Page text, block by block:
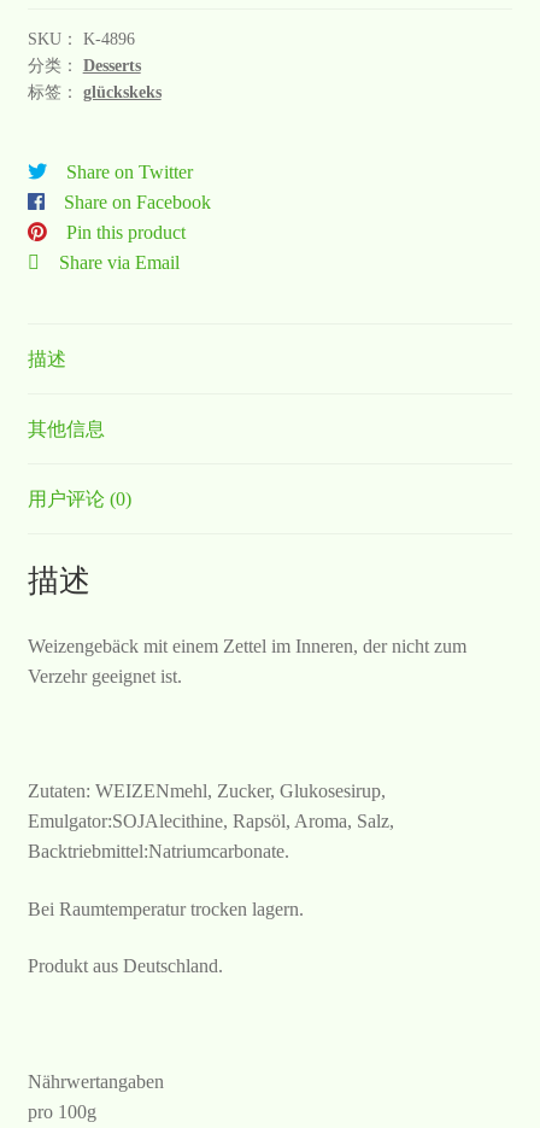
SKU： K-4896
分类： Desserts
标签： glückskeks
Share on Twitter
Share on Facebook
Pin this product
Share via Email
描述
其他信息
用户评论 (0)
描述
Weizengebäck mit einem Zettel im Inneren, der nicht zum
Verzehr geeignet ist.
Zutaten: WEIZENmehl, Zucker, Glukosesirup,
Emulgator:SOJAlecithine, Rapsöl, Aroma, Salz,
Backtriebmittel:Natriumcarbonate.
Bei Raumtemperatur trocken lagern.
Produkt aus Deutschland.
Nährwertangaben
pro 100g